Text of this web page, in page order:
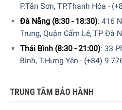
P.Tân Sơn, TP.Thanh Hóa -
Đà Nẵng (8:30 - 18:30): 416
Trung, Quận Cẩm Lệ, TP Đà
Thái Bình (8:30 - 21:00): 33
Bình, T.Hưng Yên - (+84) 9
TRUNG TÂM BẢO HÀNH